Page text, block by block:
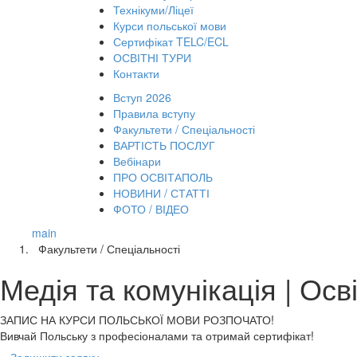
Технікуми/Ліцеї
Курси польської мови
Сертифікат TELC/ECL
ОСВІТНІ ТУРИ
Контакти
Вступ 2026
Правила вступу
Факультети / Спеціальності
ВАРТІСТЬ ПОСЛУГ
Вебінари
ПРО ОСВІТАПОЛЬ
НОВИНИ / СТАТТІ
ФОТО / ВІДЕО
main
Факультети / Спеціальності
Медія та комунікація |
ЗАПИС НА КУРСИ ПОЛЬСЬКОЇ МОВИ РОЗПОЧАТО!
Вивчай Польську з професіоналами та отримай сертифікат!